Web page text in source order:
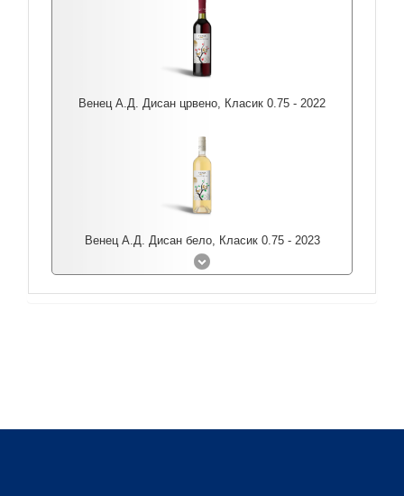
Венец А.Д. Дисан црвено, Класик 0.75 - 2022
Венец А.Д. Дисан бело, Класик 0.75 - 2023